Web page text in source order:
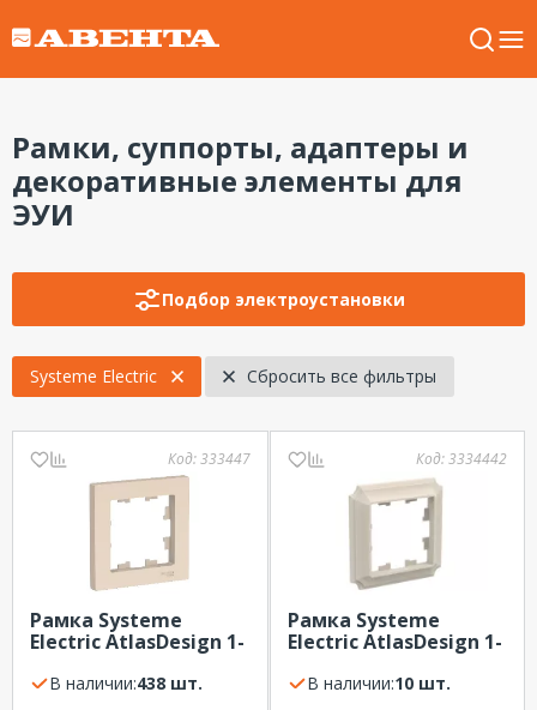
Рамки, суппорты, адаптеры и
декоративные элементы для
ЭУИ
Подбор электроустановки
Systeme Electric Сбросить все фильтры
Код:333447
Рамка Systeme
Electric AtlasDesign 1-
В наличии:
438 шт.
Код:3334442
Рамка Systeme
Electric AtlasDesign 1-
В наличии:
10 шт.